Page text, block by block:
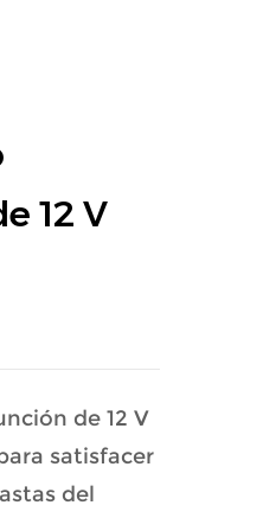
12 V
de 12 V
satisfacer
del